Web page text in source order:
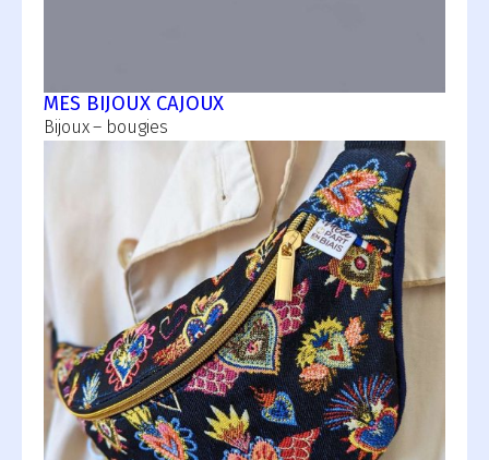
MES BIJOUX CAJOUX
Bijoux – bougies